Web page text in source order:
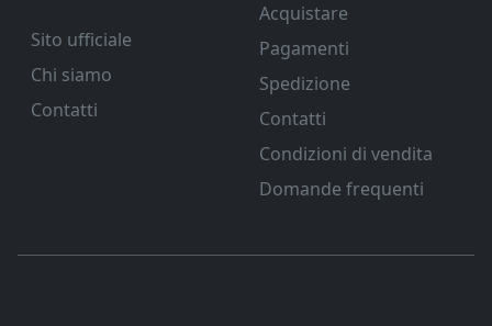
Sito ufficiale
Chi siamo
Contatti
Acquistare
Pagamenti
Spedizione
Contatti
Condizioni di vendita
Domande frequenti